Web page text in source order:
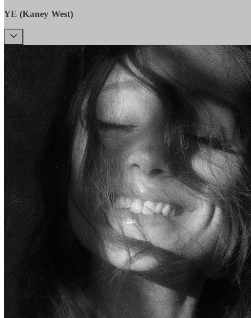
YE (Kaney West)